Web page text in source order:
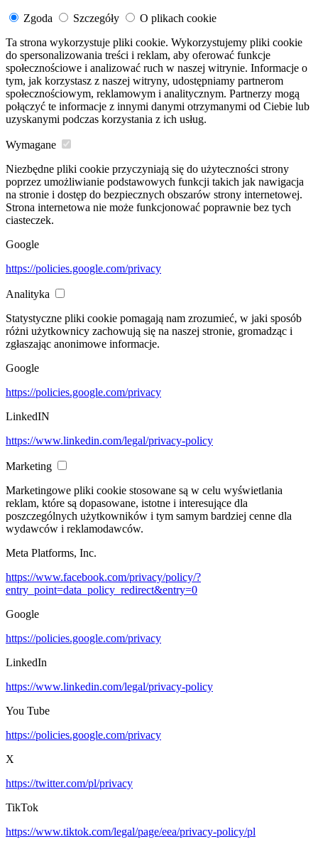
Zgoda Szczegóły
O plikach cookie
Ta strona wykorzystuje pliki cookie. Wykorzystujemy pliki cookie
do spersonalizowania treści i reklam, aby oferować funkcje
społecznościowe i analizować ruch w naszej witrynie. Informacje o
tym, jak korzystasz z naszej witryny, udostępniamy partnerom
społecznościowym, reklamowym i analitycznym. Partnerzy mogą
połączyć te informacje z innymi danymi otrzymanymi od Ciebie lub
uzyskanymi podczas korzystania z ich usług.
Wymagane
Niezbędne pliki cookie przyczyniają się do użyteczności strony
poprzez umożliwianie podstawowych funkcji takich jak nawigacja
na stronie i dostęp do bezpiecznych obszarów strony internetowej.
Strona internetowa nie może funkcjonować poprawnie bez tych
ciasteczek.
Google
https://policies.google.com/privacy
Analityka
Statystyczne pliki cookie pomagają nam zrozumieć, w jaki sposób
różni użytkownicy zachowują się na naszej stronie, gromadząc i
zgłaszając anonimowe informacje.
Google
https://policies.google.com/privacy
LinkedIN
https://www.linkedin.com/legal/privacy-policy
Marketing
Marketingowe pliki cookie stosowane są w celu wyświetlania
reklam, które są dopasowane, istotne i interesujące dla
poszczególnych użytkowników i tym samym bardziej cenne dla
wydawców i reklamodawców.
Meta Platforms, Inc.
https://www.facebook.com/privacy/policy/?
entry_point=data_policy_redirect&entry=0
Google
https://policies.google.com/privacy
LinkedIn
https://www.linkedin.com/legal/privacy-policy
You Tube
https://policies.google.com/privacy
X
https://twitter.com/pl/privacy
TikTok
https://www.tiktok.com/legal/page/eea/privacy-policy/pl